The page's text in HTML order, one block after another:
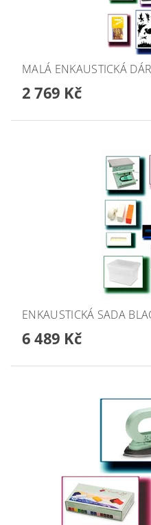
MALÁ ENKAUSTICKÁ
2 769 Kč
ENKAUSTICKÁ SADA
6 489 Kč